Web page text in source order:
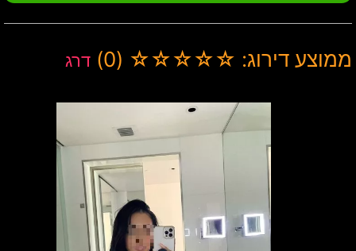
ממוצע דירוג: ☆☆☆☆☆ (0) דרג